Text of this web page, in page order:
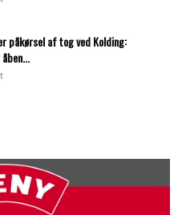
påkørsel af tog ved Kolding: